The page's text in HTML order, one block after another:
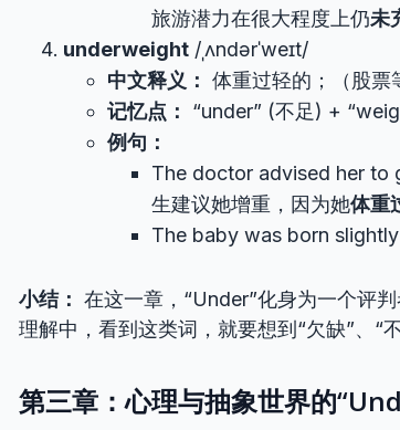
旅游潜力在很大程度上仍未
underweight /ˌʌndərˈweɪt/
中文释义： 体重过轻的；（股票
记忆点：
“under” (不足) +
例句：
The doctor advised her to
生建议她增重，因为她体重
The baby was born slightly
小结： 在这一章，“Under”化身为一个评
理解中，看到这类词，就要想到“欠缺”、“
第三章：心理与抽象世界的